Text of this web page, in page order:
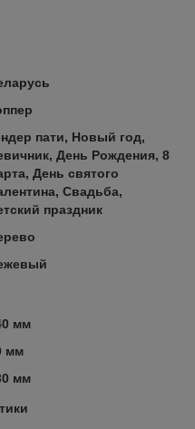
пати, Новый год,
День Рождения, 8
День святого
Свадьба,
праздник
мм
мм
мм